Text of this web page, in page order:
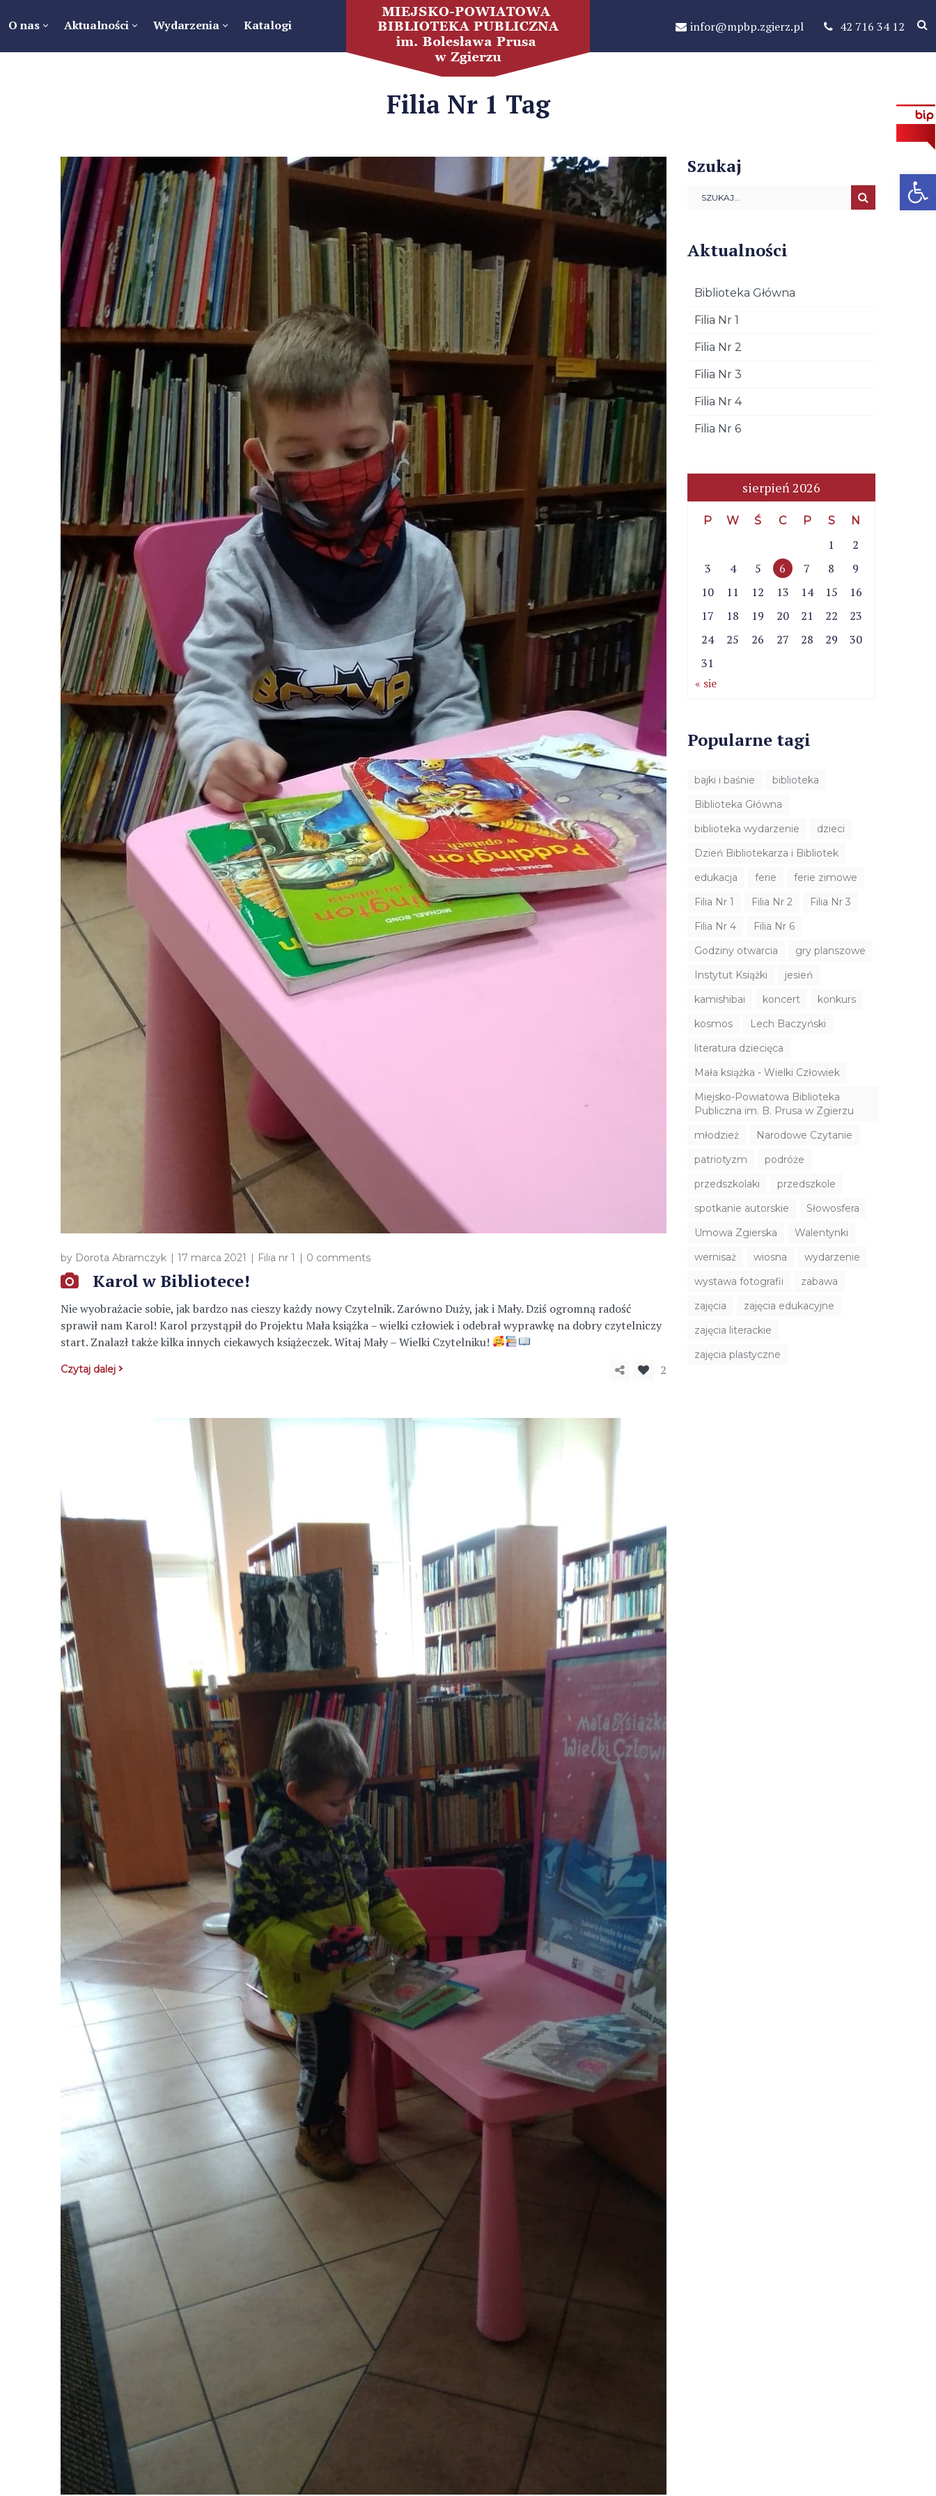
O nas Aktualności Wydarzenia Katalogi infor@mpbp.zgierz.pl 42 716 34 12
Filia Nr 1 Tag
by Dorota Abramczyk 17 marca 2021 Filia nr 1 0 comments
Karol w Bibliotece!
Nie wyobrażacie sobie, jak bardzo nas cieszy każdy nowy Czytelnik. Zarówno Duży, jak i Mały. Dziś ogromną radość
sprawił nam Karol! Karol przystąpił do Projektu Mała książka – wielki człowiek i odebrał wyprawkę na dobry czytelniczy
start. Znalazł także kilka innych ciekawych książeczek. Witaj Mały – Wielki Czytelniku!
Czytaj dalej 2
Szukaj
Aktualności
Biblioteka Główna
Filia Nr 1
Filia Nr 2
Filia Nr 3
Filia Nr 4
Filia Nr 6
sierpień 2026
P W Ś C P S N
1
2
3
4 5 6 7 8
9
10
11 12 13 14 15
16
17
18 19 20 21 22
23
24
25 26 27 28 29
30
31
« sie
Popularne tagi
bajki i baśnie
biblioteka
Biblioteka Główna
biblioteka wydarzenie
dzieci
Dzień Bibliotekarza i Bibliotek
edukacja
ferie
ferie zimowe
Filia Nr 1
Filia Nr 2
Filia Nr 3
Filia Nr 4
Filia Nr 6
Godziny otwarcia
gry planszowe
Instytut Książki
jesień
kamishibai
koncert
konkurs
kosmos
Lech Baczyński
literatura dziecięca
Mała książka - Wielki Człowiek
Miejsko-Powiatowa Biblioteka
Publiczna im. B. Prusa w Zgierzu
młodzież
Narodowe Czytanie
patriotyzm
podróże
przedszkolaki
przedszkole
spotkanie autorskie
Słowosfera
Umowa Zgierska
Walentynki
wernisaż
wiosna
wydarzenie
wystawa fotografii
zabawa
zajęcia
zajęcia edukacyjne
zajęcia literackie
zajęcia plastyczne